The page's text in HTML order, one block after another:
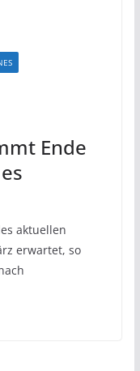
Ende
aktuellen
erwartet, so